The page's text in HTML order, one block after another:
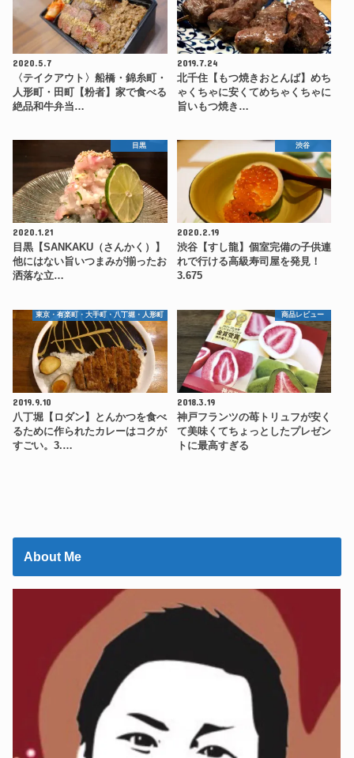
2020.5.7
〈テイクアウト〉船橋・錦糸町・
人形町・田町【粉者】家で食べる
絶品和牛弁当…
2019.7.24
北千住【もつ焼きおとんば】めち
ゃくちゃに安くてめちゃくちゃに
旨いもつ焼き…
目黒
2020.1.21
目黒【SANKAKU（さんかく）】
他にはない旨いつまみが揃ったお
洒落な立…
渋谷
2020.2.19
渋谷【すし龍】個室完備の子供連
れで行ける高級寿司屋を発見！
3.675
東京・有楽町・大手町・八丁堀・人形町
2019.9.10
八丁堀【ロダン】とんかつを食べ
るために作られたカレーはコクが
すごい。3.…
商品レビュー
2018.3.19
神戸フランツの苺トリュフが安く
て美味くてちょっとしたプレゼン
トに最高すぎる
About Me